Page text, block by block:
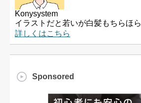
Konysystem
イラストだと若いが白髪もちらほら
詳しくはこちら
Sponsored